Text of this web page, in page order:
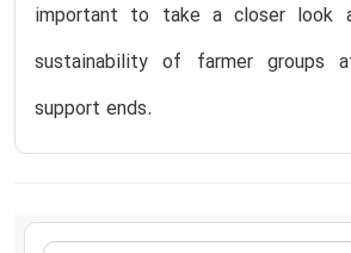
important to take a closer look
sustainability of farmer groups
support ends.